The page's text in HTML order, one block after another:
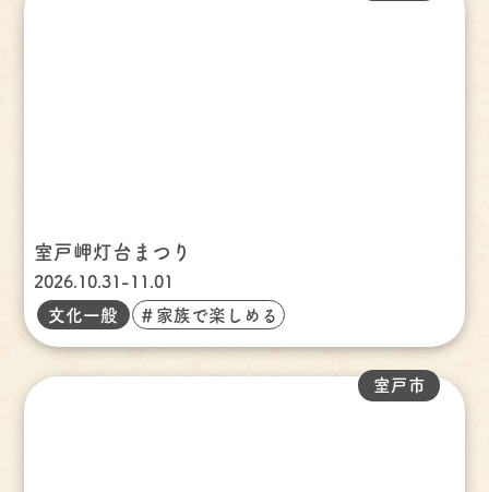
室戸岬灯台まつり
2026.10.31-11.01
文化一般
＃家族で楽しめる
室戸市